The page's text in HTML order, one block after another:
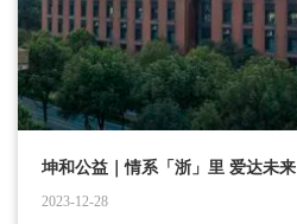
坤和公益｜情系「浙」里 爱达未来
2023-12-28